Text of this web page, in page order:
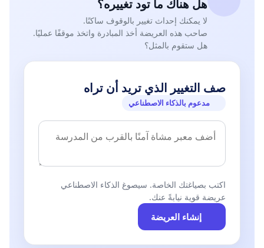
هل هناك ما تود تغييره؟
لا يمكنك إحداث تغيير بالوقوف ساكنًا.
صاحب هذه العريضة أخذ المبادرة واتخذ موقفًا عمليًا.
هل ستقوم بالمثل؟
صف التغيير الذي تريد أن تراه
مدعوم بالذكاء الاصطناعي
اكتب بصياغتك الخاصة. سيصوغ الذكاء الاصطناعي
عريضة قوية نيابةً عنك.
إنشاء العريضة